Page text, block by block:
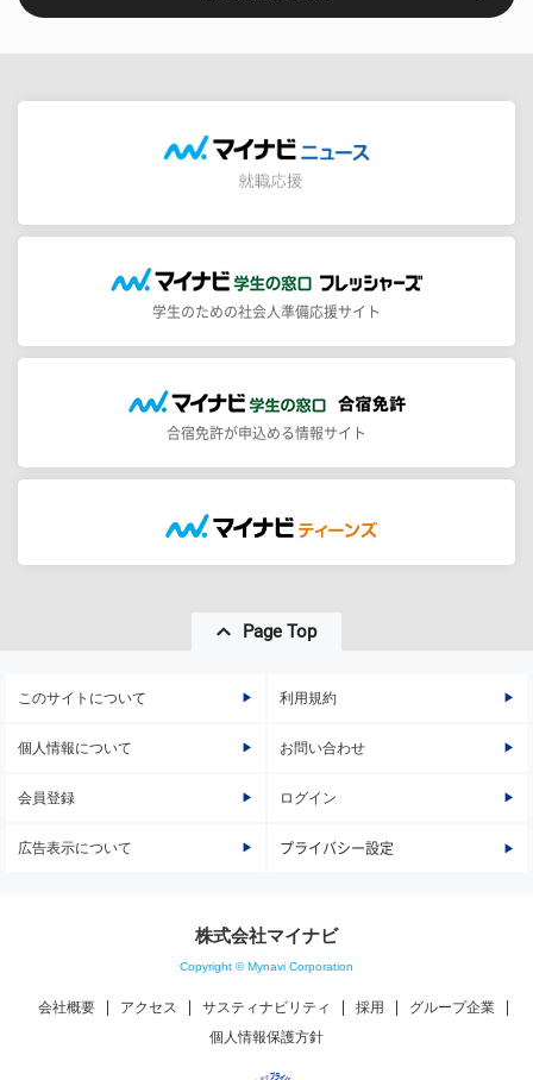
学生のための社会人準備応援サイト
合宿免許が申込める情報サイト
Page Top
このサイトについて 利用規約
個人情報について お問い合わせ
会員登録 ログイン
広告表示について プライバシー設定
株式会社マイナビ
Copyright © Mynavi Corporation
会社概要 アクセス サスティナビリティ 採用
グループ企業
個人情報保護方針